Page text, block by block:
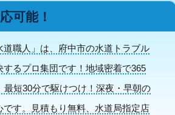
可能！
道職人」は、府中市の水道トラブル
するプロ集団です！地域密着で365
最短30分で駆けつけ！深夜・早朝の
です。見積もり無料、水道局指定店